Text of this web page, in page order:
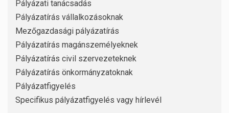
Pályázati tanácsadás
Pályázatírás vállalkozásoknak
Mezőgazdasági pályázatírás
Pályázatírás magánszemélyeknek
Pályázatírás civil szervezeteknek
Pályázatírás önkormányzatoknak
Pályázatfigyelés
Specifikus pályázatfigyelés vagy hírlevél